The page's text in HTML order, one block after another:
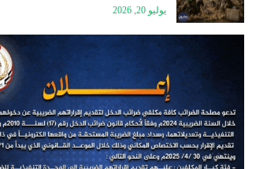
يوليو 20, 2026